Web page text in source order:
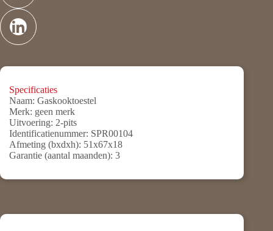
Specificaties
Naam: Gaskooktoestel
Merk: geen merk
Uitvoering: 2-pits
Identificatienummer: SPR00104
Afmeting (bxdxh): 51x67x18
Garantie (aantal maanden): 3